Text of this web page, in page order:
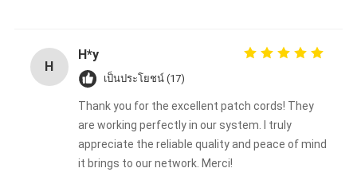
H
H*y
เป็นประโยชน์ (17)
Thank you for the excellent patch cords! They
are working perfectly in our system. I truly
appreciate the reliable quality and peace of mind
it brings to our network. Merci!